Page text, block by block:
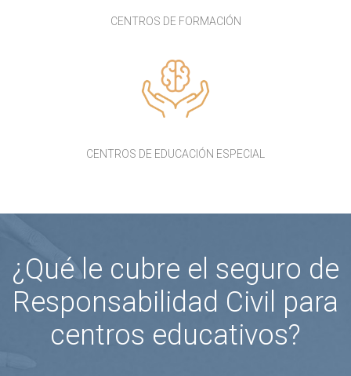
CENTROS DE FORMACIÓN
CENTROS DE EDUCACIÓN ESPECIAL
¿Qué le cubre el seguro de
Responsabilidad Civil para
centros educativos?